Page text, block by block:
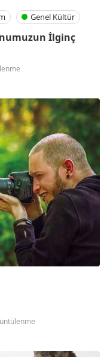
Genel Kültür
İlginç